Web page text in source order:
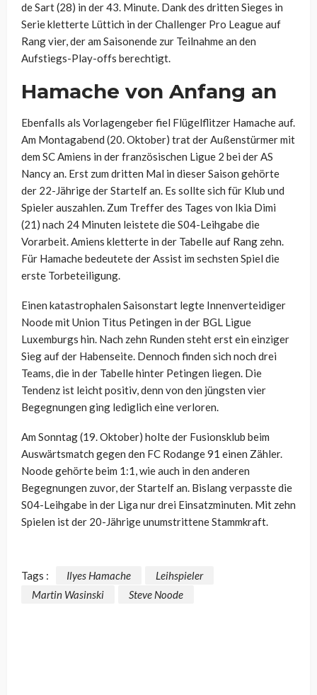
deSart(28) in der 43. Minute. Dank des dritten Sieges in
Serie kletterte Lüttich in der Challenger Pro League auf
Rang vier, der am Saisonende zur Teilnahme an den
Aufstiegs-Play-offs berechtigt.
Hamache von Anfang an
Ebenfalls als Vorlagengeber fiel Flügelflitzer Hamache auf.
Am Montagabend (20. Oktober) trat der Außenstürmer mit
dem SC Amiens in der französischen Ligue 2 bei der AS
Nancy an. Erst zum dritten Mal in dieser Saison gehörte
der 22-Jährige der Startelf an. Es sollte sich für Klub und
Spieler auszahlen. Zum Treffer des Tages von Ikia Dimi
(21) nach 24 Minuten leistete die S04-Leihgabe die
Vorarbeit.Amiens kletterte in der Tabelle auf Rang zehn.
Für Hamache bedeutete der Assist im sechsten Spiel die
erste Torbeteiligung.
Einen katastrophalen Saisonstart legte Innenverteidiger
Noode mit Union Titus Petingen in der BGL Ligue
Luxemburgs hin. Nach zehn Runden steht erst ein einziger
Sieg auf der Habenseite. Dennoch finden sich noch drei
Teams, die in der Tabelle hinter Petingen liegen. Die
Tendenz ist leicht positiv, denn von den jüngsten vier
Begegnungen ging lediglich eine verloren.
Am Sonntag (19. Oktober) holte der Fusionsklub beim
Auswärtsmatch gegen den FC Rodange91 einen Zähler.
Noode gehörte beim 1:1, wie auch in den anderen
Begegnungen zuvor, der Startelf an. Bislang verpasste die
S04-Leihgabe in der Liga nur drei Einsatzminuten. Mit zehn
Spielen ist der 20-Jährige unumstrittene Stammkraft.
Tags : Ilyes Hamache
Leihspieler
Martin Wasinski
Steve Noode